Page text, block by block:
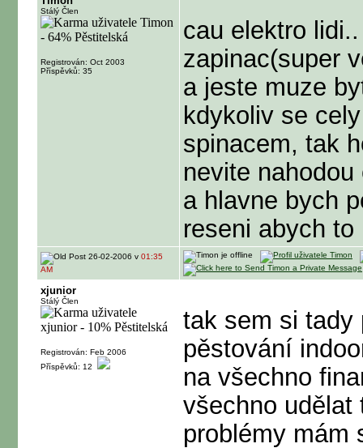
Stálý Člen
Registrován: Oct 2003
Příspěvků: 35
cau elektro lidi..
zapinac(super
a jeste muze
kdykoliv se
spinacem, tak
nevite
a hlavne bych
reseni abych
26-02-2006 v 01:35
AM
xjunior
Stálý Člen
Registrován: Feb 2006
Příspěvků: 12
tak sem si tady
pěstování
na všechno
všechno
problémy mám